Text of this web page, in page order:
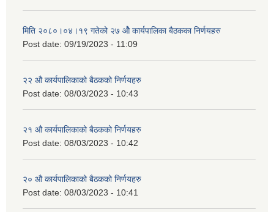
मिति २०८०।०४।१९ गतेको २७ ‌‍‌ओेै कार्यपालिका बैठकका निर्णयहरु
Post date: 09/19/2023 - 11:09
२‍२ औ कार्यपालिकाको बैठकको निर्णयहरु
Post date: 08/03/2023 - 10:43
२‍१ औ कार्यपालिकाको बैठकको निर्णयहरु
Post date: 08/03/2023 - 10:42
२‍० औ कार्यपालिकाको बैठकको निर्णयहरु
Post date: 08/03/2023 - 10:41